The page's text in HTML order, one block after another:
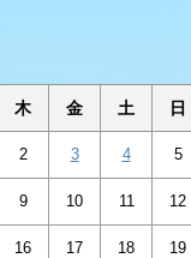
木 金 土 日
2 3 4 5
9 10 11 12
16 17 18 19